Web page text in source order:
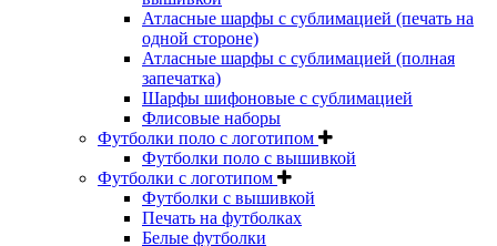
Атласные шарфы с сублимацией (печать на
одной стороне)
Атласные шарфы с сублимацией (полная
запечатка)
Шарфы шифоновые с сублимацией
Флисовые наборы
Футболки поло с логотипом
Футболки поло с вышивкой
Футболки с логотипом
Футболки с вышивкой
Печать на футболках
Белые футболки